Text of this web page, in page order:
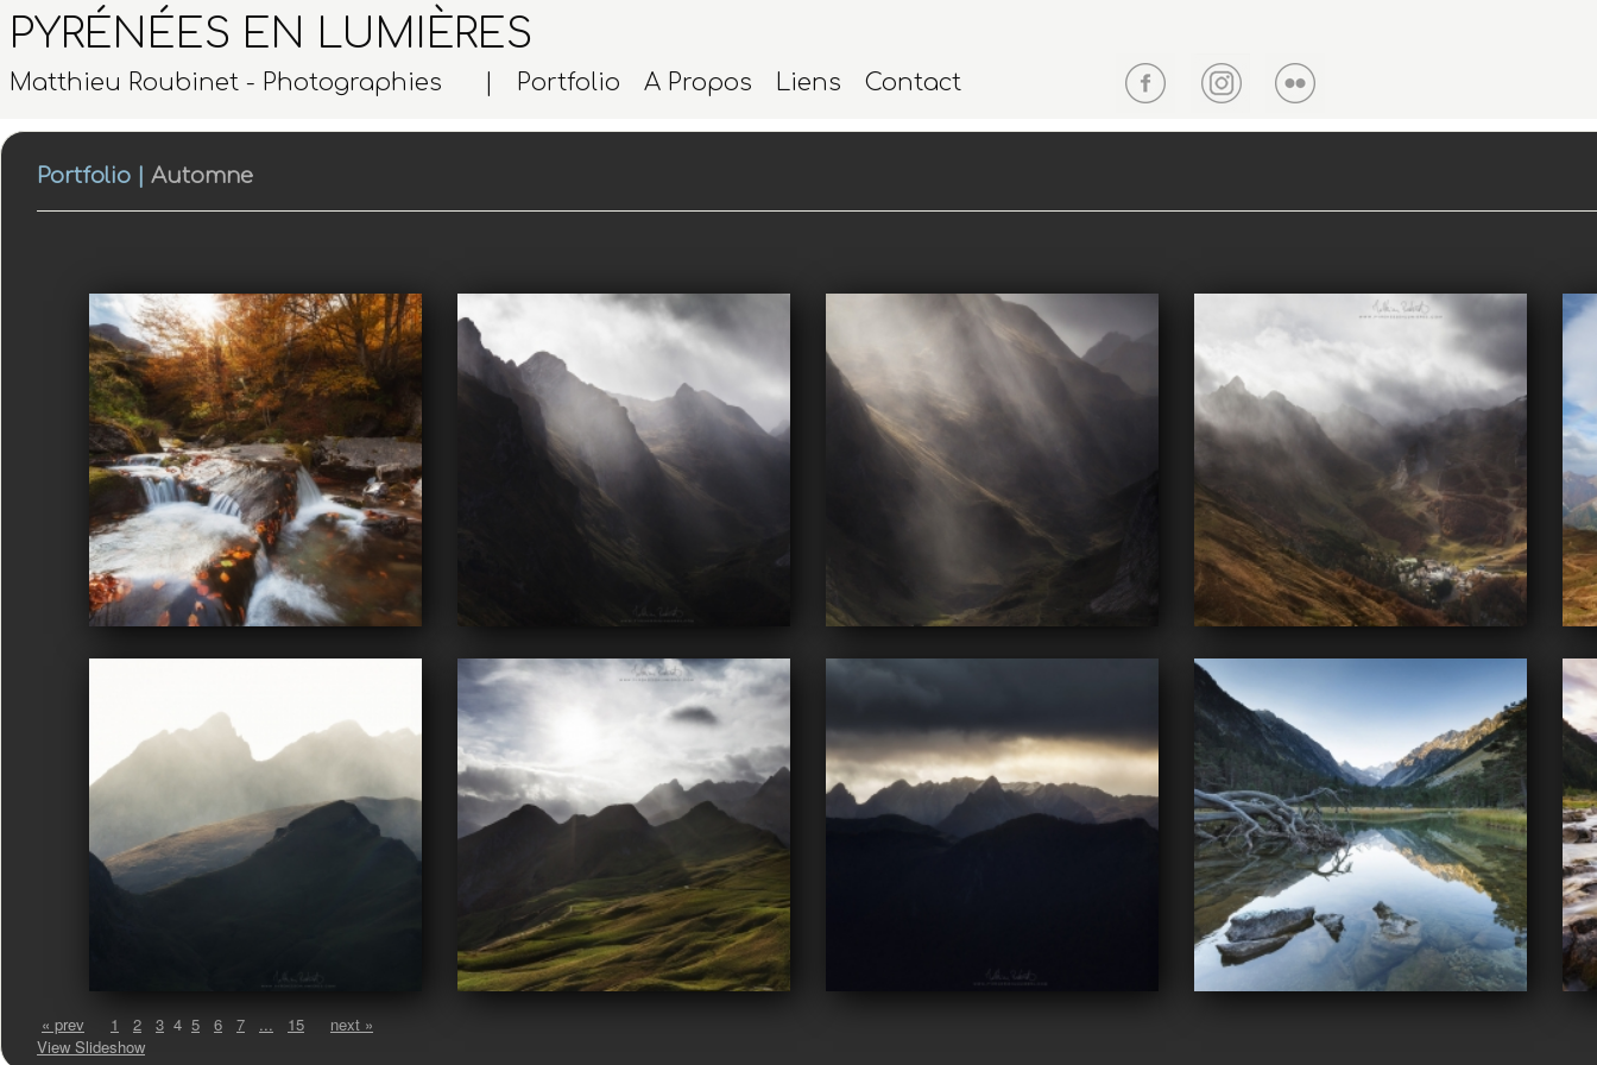
PYRÉNÉES EN LUMIÈRES
Matthieu Roubinet - Photographies | Portfolio A Propos Liens Contact
Portfolio Automne
« prev 1 2 3 4 5 6 7 ... 15
next »
View Slideshow